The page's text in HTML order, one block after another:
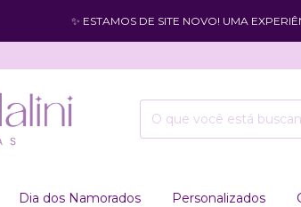
✨ ESTAMOS DE SITE NOVO! UMA
Dia dos Namorados Personalizados